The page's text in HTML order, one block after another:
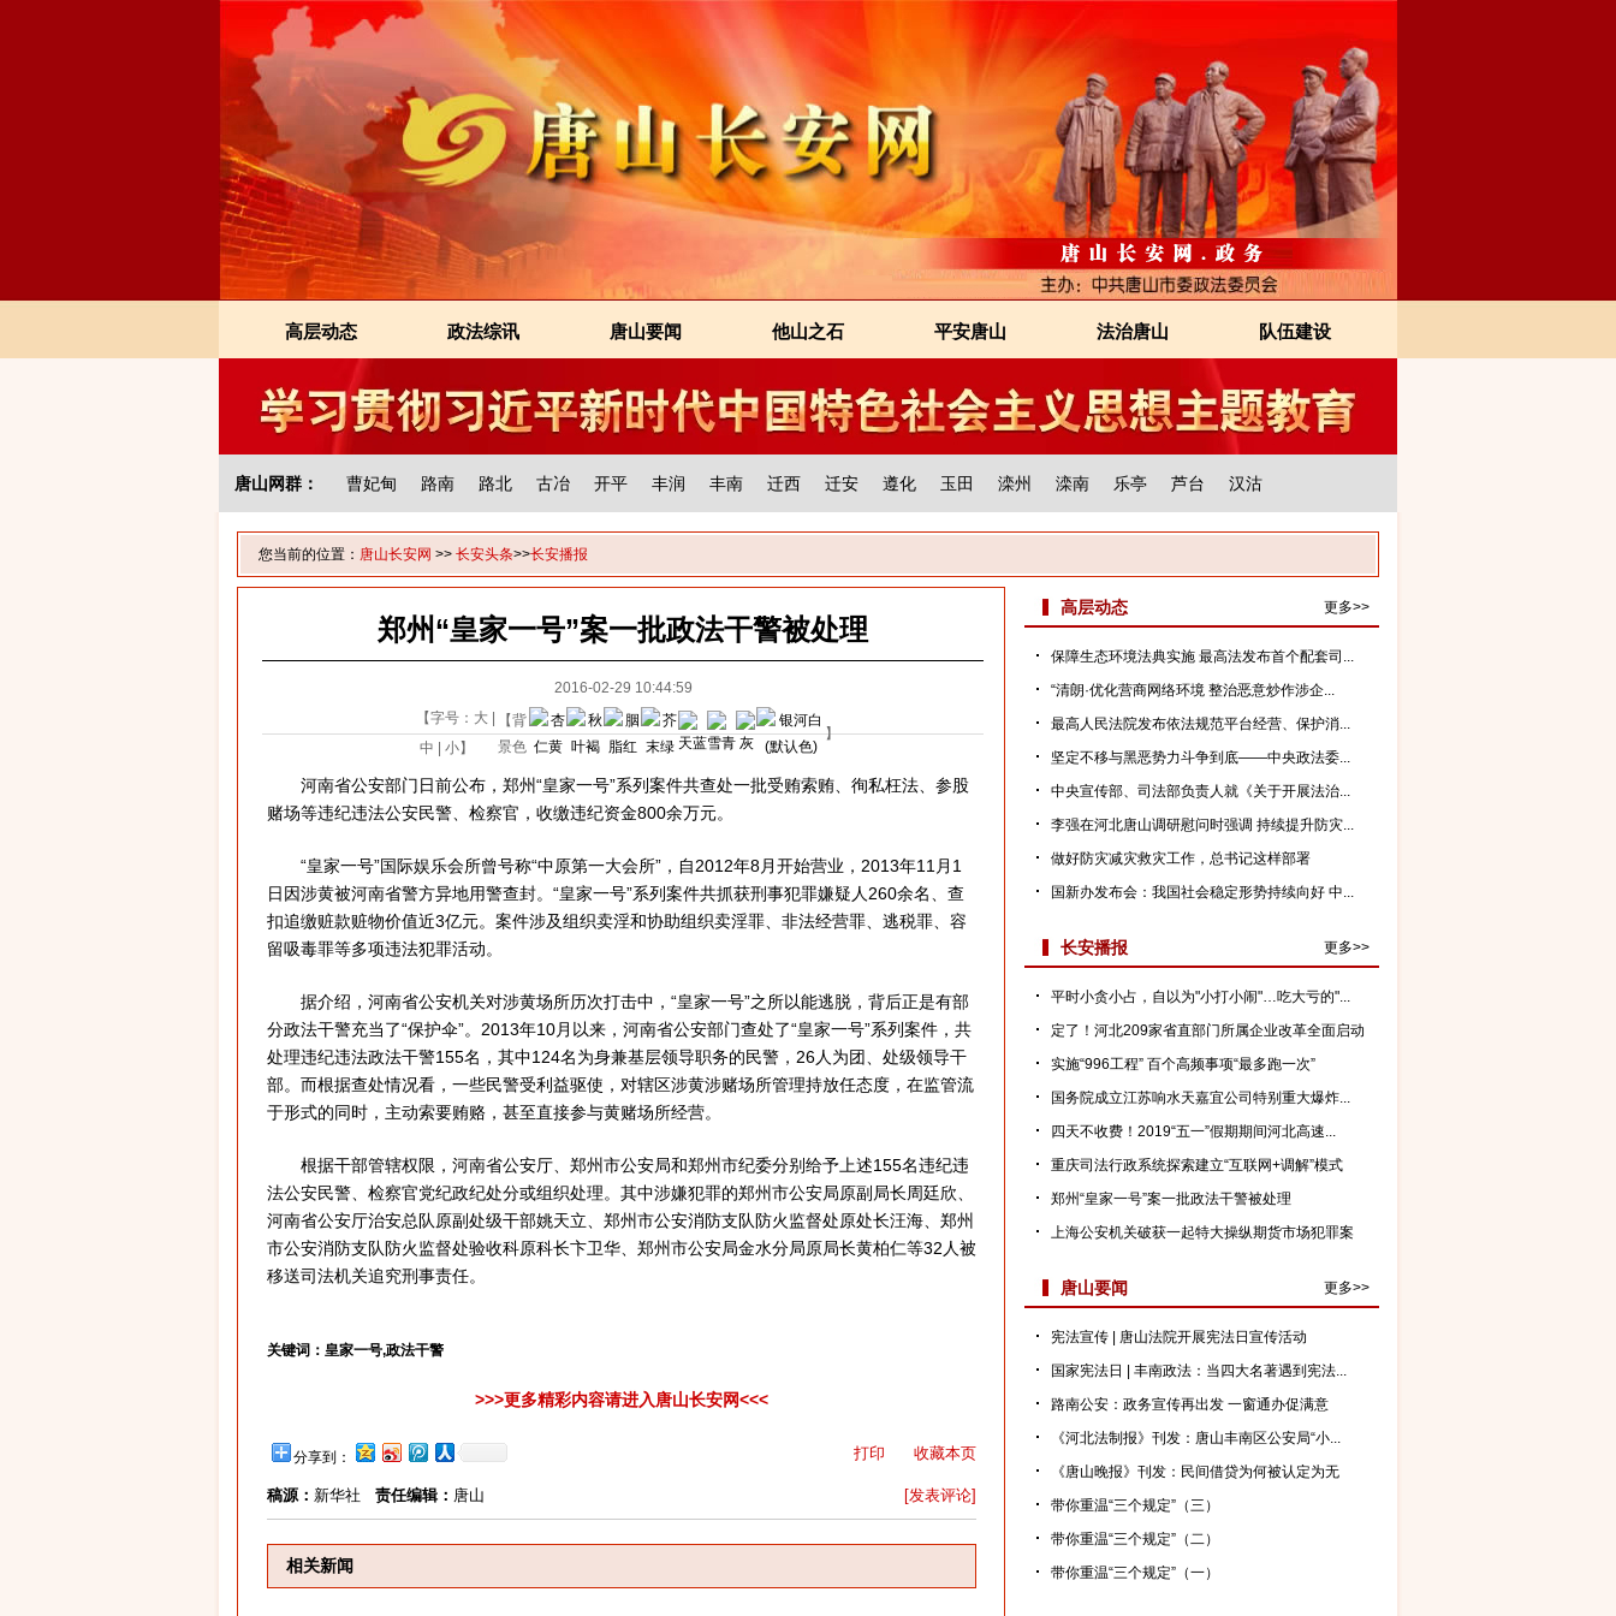
高层动态 政法综讯 唐山要闻 他山之石 平安唐山 法治唐山 队伍建设
唐山网群： 曹妃甸 路南 路北 古冶 开平 丰润 丰南 迁西 迁安 遵化 玉田 滦州 滦南 乐亭 芦台 汉沽
您当前的位置： 唐山长安网 >> 长安头条>>长安播报
郑州“皇家一号”案一批政法干警被处理
2016-02-29 10:44:59
【字号： 大
中
小】
【背
景色
】
河南省公安部门日前公布，郑州“皇家一号”系列案件共查处一批受贿索贿、徇私枉法、参股
赌场等违纪违法公安民警、检察官，收缴违纪资金800余万元。
“皇家一号”国际娱乐会所曾号称“中原第一大会所”，自2012年8月开始营业，2013年11月1
日因涉黄被河南省警方异地用警查封。“皇家一号”系列案件共抓获刑事犯罪嫌疑人260余名、查
扣追缴赃款赃物价值近3亿元。案件涉及组织卖淫和协助组织卖淫罪、非法经营罪、逃税罪、容
留吸毒罪等多项违法犯罪活动。
据介绍，河南省公安机关对涉黄场所历次打击中，“皇家一号”之所以能逃脱，背后正是有部
分政法干警充当了“保护伞”。2013年10月以来，河南省公安部门查处了“皇家一号”系列案件，共
处理违纪违法政法干警155名，其中124名为身兼基层领导职务的民警，26人为团、处级领导干
部。而根据查处情况看，一些民警受利益驱使，对辖区涉黄涉赌场所管理持放任态度，在监管流
于形式的同时，主动索要贿赂，甚至直接参与黄赌场所经营。
根据干部管辖权限，河南省公安厅、郑州市公安局和郑州市纪委分别给予上述155名违纪违
法公安民警、检察官党纪政纪处分或组织处理。其中涉嫌犯罪的郑州市公安局原副局长周廷欣、
河南省公安厅治安总队原副处级干部姚天立、郑州市公安消防支队防火监督处原处长汪海、郑州
市公安消防支队防火监督处验收科原科长卞卫华、郑州市公安局金水分局原局长黄柏仁等32人被
移送司法机关追究刑事责任。
关键词： 皇家一号,政法干警
>>>更多精彩内容请进入唐山长安网<<<
分享到： 打印 收藏本页
稿源： 新华社 责任编辑： 唐山 [发表评论]
相关新闻
高层动态 更多>>
保障生态环境法典实施 最高法发布首个配套司...
“清朗·优化营商网络环境 整治恶意炒作涉企...
最高人民法院发布依法规范平台经营、保护消...
坚定不移与黑恶势力斗争到底——中央政法委...
中央宣传部、司法部负责人就《关于开展法治...
李强在河北唐山调研慰问时强调 持续提升防灾...
做好防灾减灾救灾工作，总书记这样部署
国新办发布会：我国社会稳定形势持续向好 中...
长安播报 更多>>
平时小贪小占，自以为"小打小闹"…吃大亏的"...
定了！河北209家省直部门所属企业改革全面启动
实施“996工程” 百个高频事项“最多跑一次”
国务院成立江苏响水天嘉宜公司特别重大爆炸...
四天不收费！2019“五一”假期期间河北高速...
重庆司法行政系统探索建立“互联网+调解”模式
郑州“皇家一号”案一批政法干警被处理
上海公安机关破获一起特大操纵期货市场犯罪案
唐山要闻 更多>>
宪法宣传 | 唐山法院开展宪法日宣传活动
国家宪法日 | 丰南政法：当四大名著遇到宪法...
路南公安：政务宣传再出发 一窗通办促满意
《河北法制报》刊发：唐山丰南区公安局“小...
《唐山晚报》刊发：民间借贷为何被认定为无
效？
带你重温“三个规定”（三）
带你重温“三个规定”（二）
带你重温“三个规定”（一）